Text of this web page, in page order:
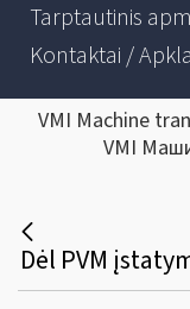
Tarptautinis
Kontaktai /
VMI Machine
VMI